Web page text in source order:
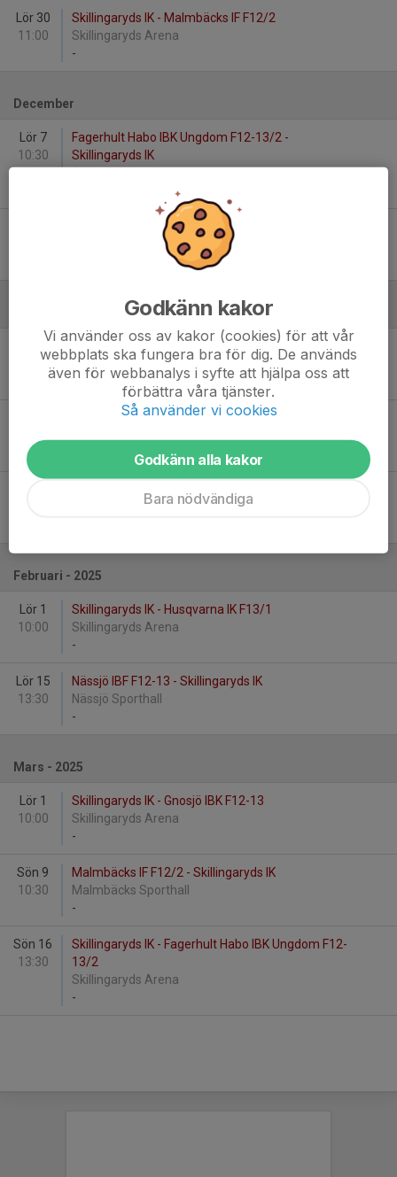
Lör 30
11:00
Skillingaryds IK - Malmbäcks IF F12/2
Skillingaryds Arena
-
December
Lör 7
10:30
Fagerhult Habo IBK Ungdom F12-13/2 -
Skillingaryds IK
Hovslätts IK F13 - Skillingaryds IK
Stadsgården, Råslätt
11:00
Skillingaryds IK - Jönköpings IK F13
Skillingaryds Arena
-
Husqvarna IK F13/2 - Skillingaryds IK
Barnarps Sporthall
Februari - 2025
Lör 1
10:00
Skillingaryds IK - Husqvarna IK F13/1
Skillingaryds Arena
-
Lör 15
13:30
Nässjö IBF F12-13 - Skillingaryds IK
Nässjö Sporthall
-
Mars - 2025
Lör 1
10:00
Skillingaryds IK - Gnosjö IBK F12-13
Skillingaryds Arena
-
Sön 9
10:30
Malmbäcks IF F12/2 - Skillingaryds IK
Malmbäcks Sporthall
-
Sön 16
13:30
Skillingaryds IK - Fagerhult Habo IBK Ungdom F12-
13/2
Skillingaryds Arena
-
Godkänn kakor
Vi använder oss av kakor (cookies) för att vår
webbplats ska fungera bra för dig. De används
även för webbanalys i syfte att hjälpa oss att
förbättra våra tjänster.
Så använder vi cookies
Godkänn alla kakor
Bara nödvändiga